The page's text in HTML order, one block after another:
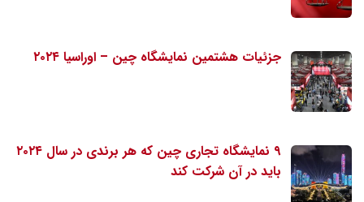
جزئیات هشتمین نمایشگاه چین – اوراسیا ۲۰۲۴
۹ نمایشگاه تجاری چین که هر برندی در سال ۲۰۲۴
باید در آن شرکت کند